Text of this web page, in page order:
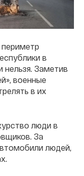
в
Заметив
военные
в их
люди в
За
людей,